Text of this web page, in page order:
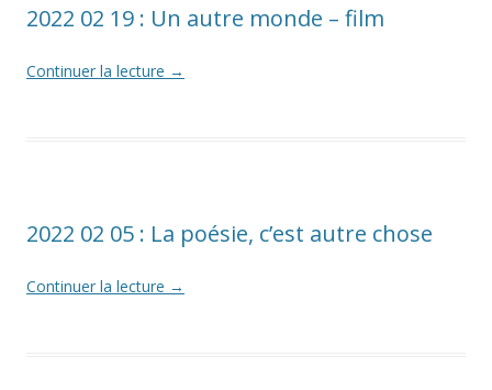
2022 02 19 : Un autre monde – film
Continuer la lecture →
2022 02 05 : La poésie, c’est autre chose
Continuer la lecture →